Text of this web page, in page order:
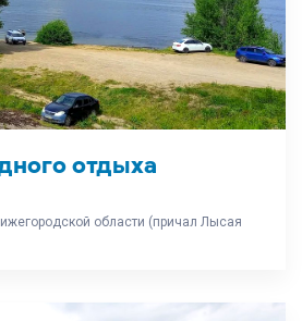
отдыха
области (причал Лысая